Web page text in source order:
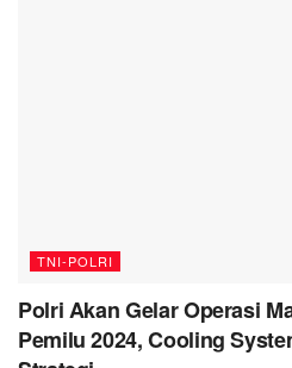
TNI-POLRI
Polri Akan Gelar Operasi
Pemilu 2024, Cooling